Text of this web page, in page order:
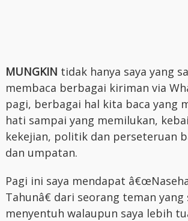
MUNGKIN tidak hanya saya yang
membaca berbagai kiriman via
pagi, berbagai hal kita baca yang
hati sampai yang memilukan,
kekejian, politik dan perseteruan
dan umpatan.
Pagi ini saya mendapat
Tahunâ€ dari seorang teman
menyentuh walaupun saya lebih